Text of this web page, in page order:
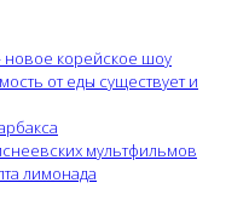
новое корейское шоу
от еды существует и
мультфильмов
лимонада